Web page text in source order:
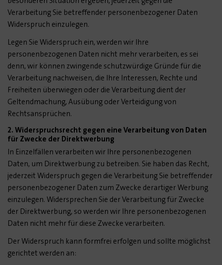
Verarbeitung Sie betreffender personenbezogener Daten
Widerspruch einzulegen.
Legen Sie Widerspruch ein, werden wir Ihre
personenbezogenen Daten nicht mehr verarbeiten, es sei
denn, wir können zwingende schutzwürdige Gründe für die
Verarbeitung nachweisen, die Ihre Interessen, Rechte und
Freiheiten überwiegen oder die Verarbeitung dient der
Geltendmachung, Ausübung oder Verteidigung von
Rechtsansprüchen.
2. Widerspruchsrecht gegen eine Verarbeitung von Daten
für Zwecke der Direktwerbung
In Einzelfällen verarbeiten wir Ihre personenbezogenen
Daten, um Direktwerbung zu betreiben. Sie haben das Recht,
jederzeit Widerspruch gegen die Verarbeitung Sie betreffender
personenbezogener Daten zum Zwecke derartiger Werbung
einzulegen. Widersprechen Sie der Verarbeitung für Zwecke
der Direktwerbung, so werden wir Ihre personenbezogenen
Daten nicht mehr für diese Zwecke verarbeiten.
Der Widerspruch kann formfrei erfolgen und sollte möglichst
gerichtet werden an: